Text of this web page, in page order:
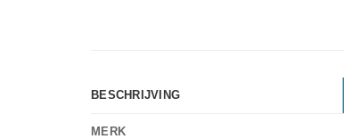
BESCHRIJVING
MERK